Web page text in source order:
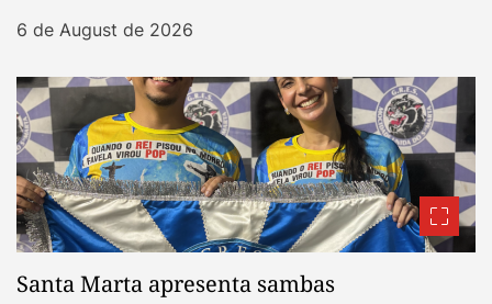
6 de August de 2026
Santa Marta apresenta sambas